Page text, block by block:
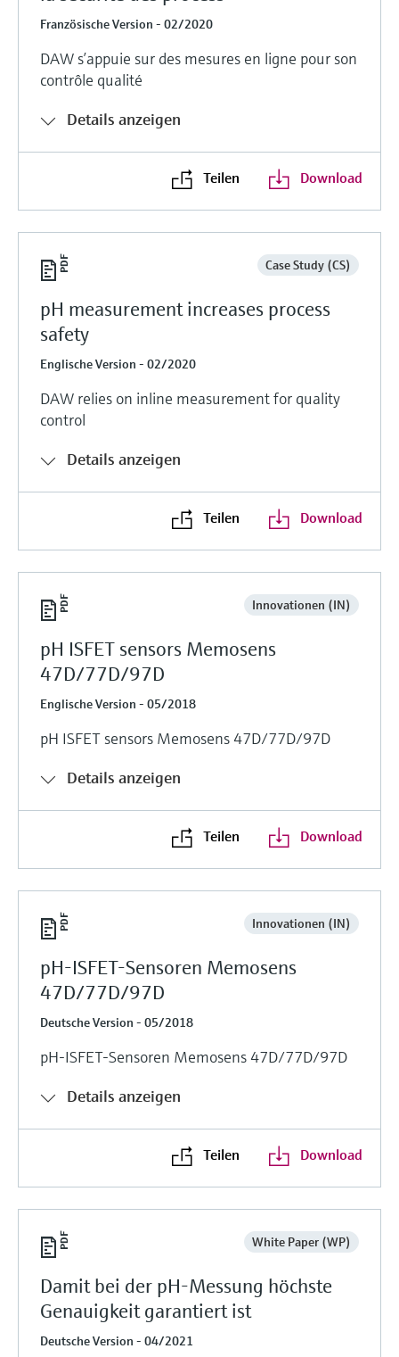
Französische Version - 02/2020
DAW s’appuie sur des mesures en ligne pour son
contrôle qualité
Details anzeigen
Teilen Download
Case Study (CS)
pH measurement increases process
safety
Englische Version - 02/2020
DAW relies on inline measurement for quality
control
Details anzeigen
Teilen Download
Innovationen (IN)
pH ISFET sensors Memosens
47D/77D/97D
Englische Version - 05/2018
pH ISFET sensors Memosens 47D/77D/97D
Details anzeigen
Teilen Download
Innovationen (IN)
pH-ISFET-Sensoren Memosens
47D/77D/97D
Deutsche Version - 05/2018
pH-ISFET-Sensoren Memosens 47D/77D/97D
Details anzeigen
Teilen Download
White Paper (WP)
Damit bei der pH-Messung höchste
Genauigkeit garantiert ist
Deutsche Version - 04/2021